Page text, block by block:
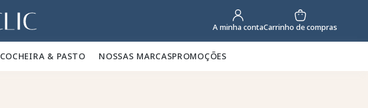
A minha contaCarrinho de compras
COCHEIRA & PASTO 🍃 NOSSAS MARCASPROMOÇÕES